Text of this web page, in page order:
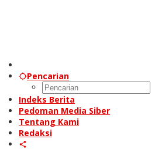
Pencarian
Indeks Berita
Pedoman Media Siber
Tentang Kami
Redaksi